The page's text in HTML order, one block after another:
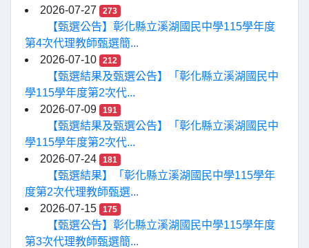
2026-07-27
273
【甄選公告】彰化縣立溪湖國民中學115學年度
第4次代理教師甄選簡...
2026-07-10
212
【甄選結果及甄選公告】「彰化縣立溪湖國民中
學115學年度第2次代...
2026-07-09
191
【甄選結果及甄選公告】「彰化縣立溪湖國民中
學115學年度第2次代...
2026-07-24
181
【甄選結果】「彰化縣立溪湖國民中學115學年
度第2次代理教師甄選...
2026-07-15
175
【甄選公告】彰化縣立溪湖國民中學115學年度
第3次代理教師甄選簡...